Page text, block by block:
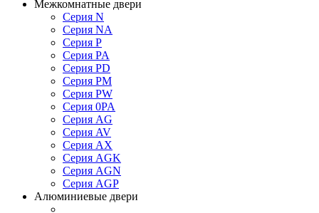
Межкомнатные двери
Серия N
Серия NA
Серия P
Серия PA
Серия PD
Серия PM
Серия PW
Серия 0PA
Серия AG
Серия AV
Серия AX
Серия AGK
Серия AGN
Серия AGP
Алюминиевые двери